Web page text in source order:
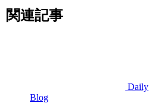
関連記事
Daily
Blog